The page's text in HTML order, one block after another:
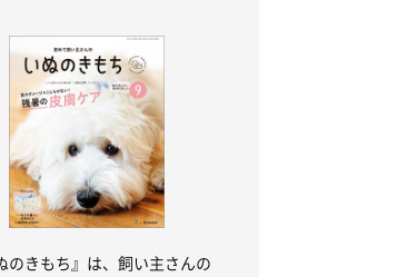
のきもち』は、飼い主さんの